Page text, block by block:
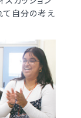
て自分の考え